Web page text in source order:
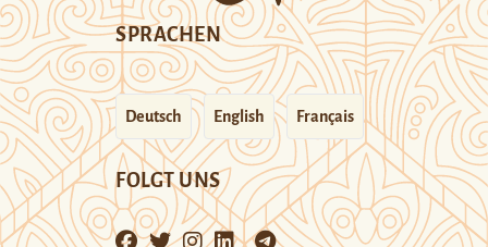
SPRACHEN
Deutsch English Français
FOLGT UNS